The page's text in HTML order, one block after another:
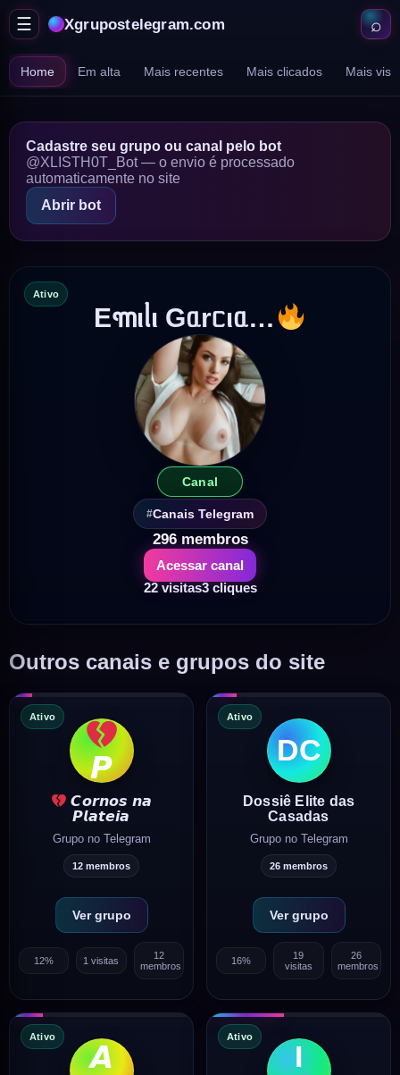
Abrir
menu
☰ Xgrupostelegram.com ⌕
Home Em alta Mais recentes Mais clicados Mais
Cadastre seu grupo ou canal pelo bot
@XLISTH0T_Bot — o envio é processado
automaticamente no site
Abrir bot
Ativo
E꧑ιᥣι Gᥲrᥴιᥲ…
Canal
Canais Telegram
296 membros
Acessar canal
22 visitas3 cliques
Outros canais e grupos do site
Ativo
𝙋
𝘾𝙤𝙧𝙣𝙤𝙨 𝙣𝙖
𝙋𝙡𝙖𝙩𝙚𝙞𝙖
Grupo no Telegram
12 membros
Ver grupo
12% 1 visitas
12
membros
Ativo
DC
Dossiê Elite das
Casadas
Grupo no Telegram
26 membros
Ver grupo
16%
19
visitas
26
membros
Ativo
𝘼
Ativo
I